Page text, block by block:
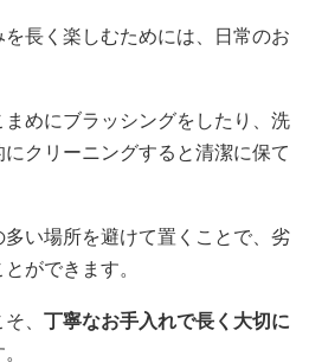
長く楽しむためには、日常のお
めにブラッシングをしたり、洗
クリーニングすると清潔に保て
い場所を避けて置くことで、劣
ができます。
、 丁寧なお手入れで長く大切に